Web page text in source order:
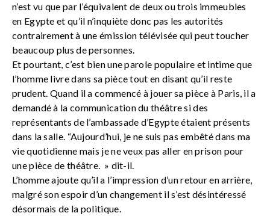
n’est vu que par l’équivalent de deux ou trois immeubles
en Egypte et qu’il n’inquiète donc pas les autorités
contrairement à une émission télévisée qui peut toucher
beaucoup plus de personnes.
Et pourtant, c’est bien une parole populaire et intime que
l’homme livre dans sa pièce tout en disant qu’il reste
prudent. Quand il a commencé à jouer sa pièce à Paris, il a
demandé à la communication du théâtre si des
représentants de l’ambassade d’Egypte étaient présents
dans la salle. “Aujourd’hui, je ne suis pas embêté dans ma
vie quotidienne mais je ne veux pas aller en prison pour
une pièce de théâtre. » dit-il.
L’homme ajoute qu’il a l’impression d’un retour en arrière,
malgré son espoir d’un changement il s’est désintéressé
désormais de la politique.